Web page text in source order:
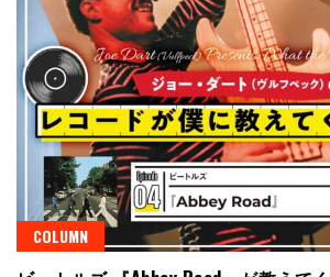
COLUMN